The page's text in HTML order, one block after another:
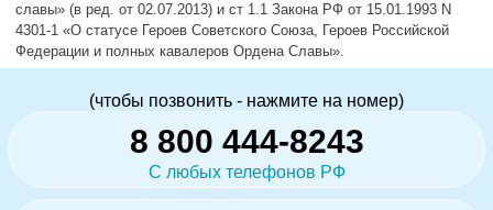
славы» (в ред. от 02.07.2013) и ст 1.1 Закона РФ от 15.01.1993 N
4301-1 «О статусе Героев Советского Союза, Героев Российской
Федерации и полных кавалеров Ордена Славы».
(чтобы позвонить - нажмите на номер)
8 800 444-8243
С любых телефонов РФ